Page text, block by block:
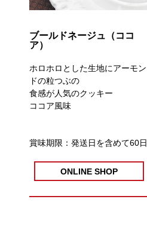
ブールドネージュ（ココ
ア）
ホロホロとした生地にアーモン
ドの粒つぶの
食感が人気のクッキー
ココア風味
賞味期限：発送日を含めて60日
ONLINE SHOP